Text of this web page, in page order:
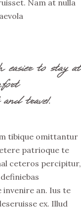
Nam at nulla
to stay at
travel.
tibique omittantur
patrioque te
ceteros percipitur,
an. Ius te
ex. Illud